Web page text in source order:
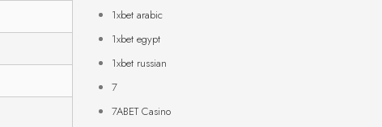
1xbet arabic
1xbet egypt
1xbet russian
7
7ABET Casino